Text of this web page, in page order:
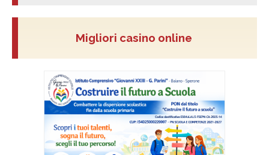
Migliori casino online